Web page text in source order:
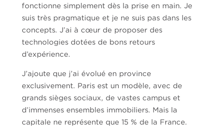
fonctionne simplement dès la prise en main. Je
suis très pragmatique et je ne suis pas dans les
concepts. J’ai à cœur de proposer des
technologies dotées de bons retours
d’expérience.
J’ajoute que j’ai évolué en province
exclusivement. Paris est un modèle, avec de
grands sièges sociaux, de vastes campus et
d’immenses ensembles immobiliers. Mais la
capitale ne représente que 15 % de la France.